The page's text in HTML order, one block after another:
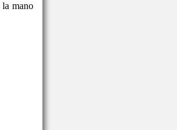
la mano